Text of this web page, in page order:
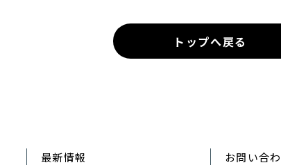
トップへ戻る
最新情報
お問い合